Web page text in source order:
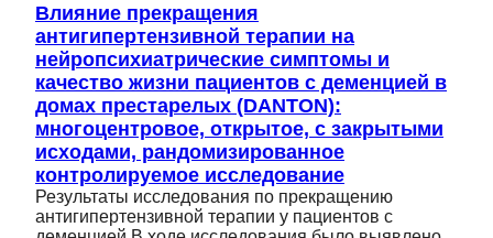
Влияние прекращения
антигипертензивной терапии на
нейропсихиатрические симптомы и
качество жизни пациентов с деменцией в
домах престарелых (DANTON):
многоцентровое, открытое, с закрытыми
исходами, рандомизированное
контролируемое исследование
Результаты исследования по прекращению
антигипертензивной терапии у пациентов с